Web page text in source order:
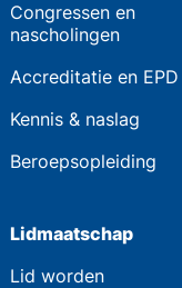
Congressen en
nascholingen
Accreditatie en EPD
Kennis & naslag
Beroepsopleiding
Lidmaatschap
Lid worden